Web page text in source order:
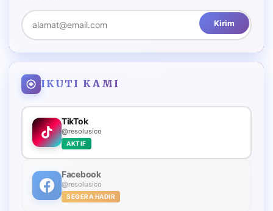
Kirim
IKUTI KAMI
TikTok
@resolusico
AKTIF
Facebook
@resolusico
SEGERA HADIR